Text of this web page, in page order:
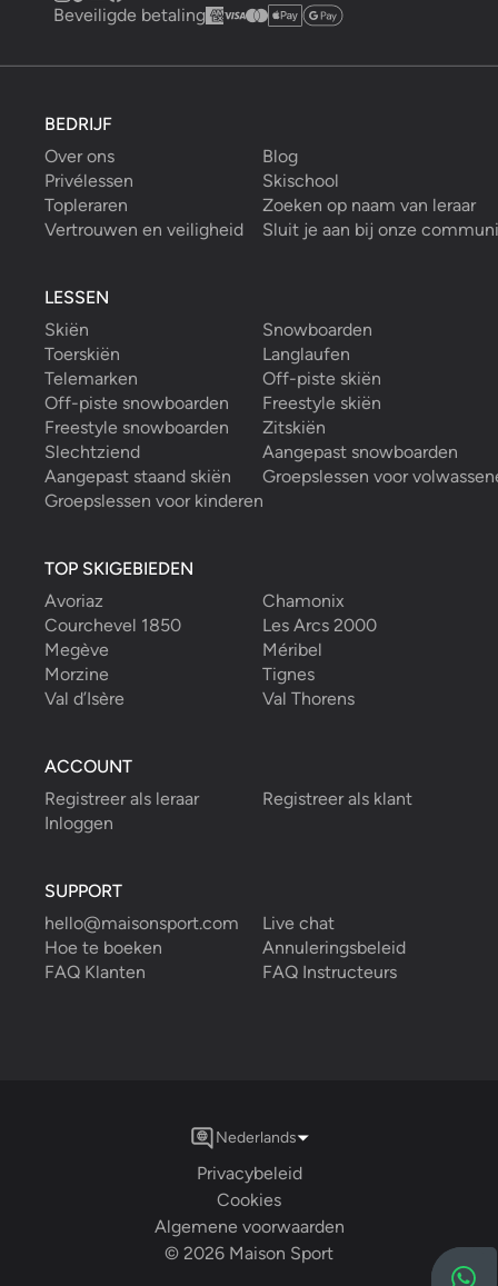
Beveiligde betaling
BEDRIJF
Over ons
Blog
Privélessen
Skischool
Topleraren
Zoeken op naam van leraar
Vertrouwen en veiligheid
Sluit je aan bij onze
LESSEN
Skiën
Snowboarden
Toerskiën
Langlaufen
Telemarken
Off-piste skiën
Off-piste snowboarden
Freestyle skiën
Freestyle snowboarden
Zitskiën
Slechtziend
Aangepast snowboarden
Aangepast staand skiën
Groepslessen voor
Groepslessen voor kinderen
TOP SKIGEBIEDEN
Avoriaz
Chamonix
Courchevel 1850
Les Arcs 2000
Megève
Méribel
Morzine
Tignes
Val d’Isère
Val Thorens
ACCOUNT
Registreer als leraar
Registreer als klant
Inloggen
SUPPORT
hello@maisonsport.com
Live chat
Hoe te boeken
Annuleringsbeleid
FAQ Klanten
FAQ Instructeurs
© 2026 Maison Sport
Algemene voorwaarden
Cookies
Privacybeleid
Nederlands